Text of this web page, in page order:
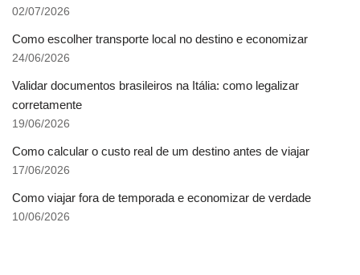
02/07/2026
Como escolher transporte local no destino e economizar
24/06/2026
Validar documentos brasileiros na Itália: como legalizar
corretamente
19/06/2026
Como calcular o custo real de um destino antes de viajar
17/06/2026
Como viajar fora de temporada e economizar de verdade
10/06/2026